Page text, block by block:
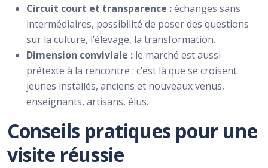
Circuit court et transparence :échanges sans
intermédiaires, possibilité de poser des questions
sur la culture, l’élevage, la transformation.
Dimension conviviale : le marché est aussi
prétexte à la rencontre : c’est là que se croisent
jeunes installés, anciens et nouveaux venus,
enseignants, artisans, élus.
Conseils pratiques pour une
visite réussie